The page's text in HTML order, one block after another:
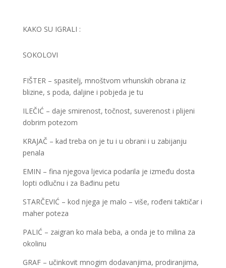
KAKO SU IGRALI :
SOKOLOVI
FIŠTER – spasitelj, mnoštvom vrhunskih obrana iz
blizine, s poda, daljine i pobjeda je tu
ILEČIĆ – daje smirenost, točnost, suverenost i plijeni
dobrim potezom
KRAJAČ – kad treba on je tu i u obrani i u zabijanju
penala
EMIN – fina njegova ljevica podarila je između dosta
lopti odlučnu i za Bađinu petu
STARČEVIĆ – kod njega je malo – više, rođeni taktičar i
maher poteza
PALIĆ – zaigran ko mala beba, a onda je to milina za
okolinu
GRAF – učinkovit mnogim dodavanjima, prodiranjima,